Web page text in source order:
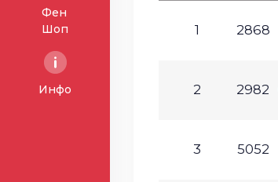
Фен
Шоп
Инфо
1 2868
2 2982
3 5052